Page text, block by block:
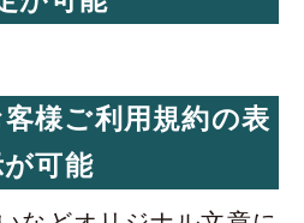
様ご利用規約の表
可能